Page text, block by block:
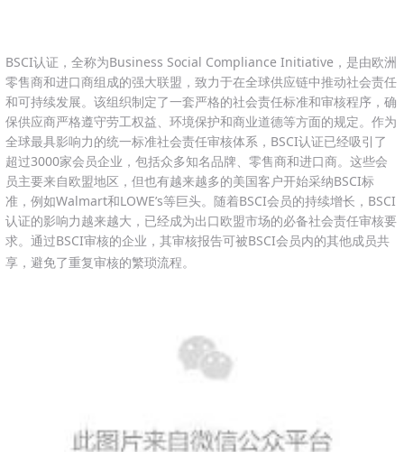
BSCI认证，全称为Business Social Compliance Initiative，是由欧洲
零售商和进口商组成的强大联盟，致力于在全球供应链中推动社会责任
和可持续发展。该组织制定了一套严格的社会责任标准和审核程序，确
保供应商严格遵守劳工权益、环境保护和商业道德等方面的规定。作为
全球最具影响力的统一标准社会责任审核体系，BSCI认证已经吸引了
超过3000家会员企业，包括众多知名品牌、零售商和进口商。这些会
员主要来自欧盟地区，但也有越来越多的美国客户开始采纳BSCI标
准，例如Walmart和LOWE’s等巨头。随着BSCI会员的持续增长，BSCI
认证的影响力越来越大，已经成为出口欧盟市场的必备社会责任审核要
求。通过BSCI审核的企业，其审核报告可被BSCI会员内的其他成员共
享，避免了重复审核的繁琐流程。